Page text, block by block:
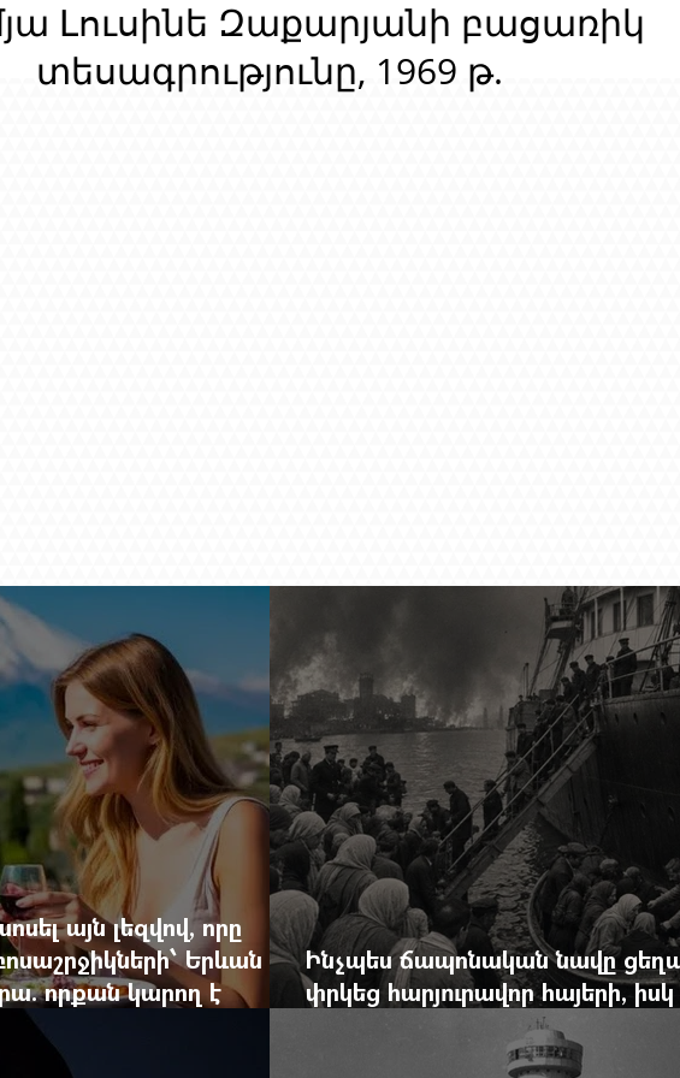
Լուսինե Զաքարյանի բացառիկ
տեսագրությունը, 1969 թ.
այն լեզվով, որը
Երևան
որքան կարող է
ճգնաժամը
Ինչպես ճապոնական նավը
փրկեց հարյուրավոր հայերի,
հերոս նավապետի անունը՝ Սաձո